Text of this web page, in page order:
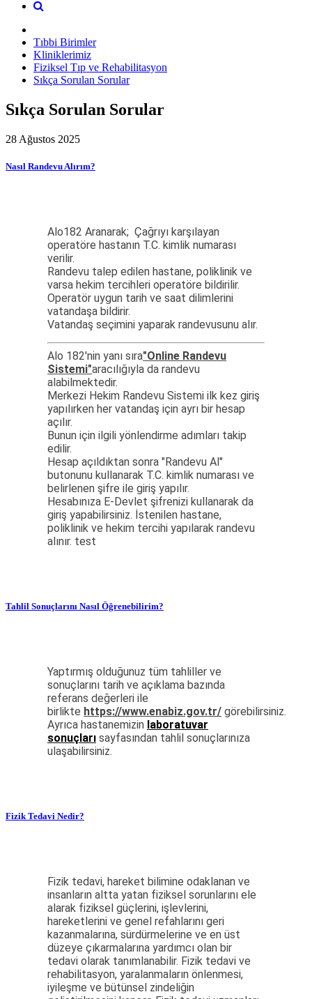
Tıbbi Birimler
Kliniklerimiz
Fiziksel Tıp ve Rehabilitasyon
Sıkça Sorulan Sorular
Sıkça Sorulan Sorular
28 Ağustos 2025
Nasıl Randevu Alırım?
Alo182 Aranarak; Çağrıyı karşılayan
operatöre hastanın T.C. kimlik numarası
verilir.
Randevu talep edilen hastane, poliklinik ve
varsa hekim tercihleri operatöre bildirilir.
Operatör uygun tarih ve saat dilimlerini
vatandaşa bildirir.
Vatandaş seçimini yaparak randevusunu alır.
Alo 182'nin yanı sıra"Online Randevu
Sistemi"aracılığıyla da randevu
alabilmektedir.
Merkezi Hekim Randevu Sistemi ilk kez giriş
yapılırken her vatandaş için ayrı bir hesap
açılır.
Bunun için ilgili yönlendirme adımları takip
edilir.
Hesap açıldıktan sonra "Randevu Al"
butonunu kullanarak T.C. kimlik numarası ve
belirlenen şifre ile giriş yapılır.
Hesabınıza E-Devlet şifrenizi kullanarak da
giriş yapabilirsiniz. İstenilen hastane,
poliklinik ve hekim tercihi yapılarak randevu
alınır. test
Tahlil Sonuçlarını Nasıl Öğrenebilirim?
Yaptırmış olduğunuz tüm tahliller ve
sonuçlarını tarih ve açıklama bazında
referans değerleri ile
birlikte https://www.enabiz.gov.tr/ görebilirsiniz.
Ayrıca hastanemizin laboratuvar
sonuçları sayfasından tahlil sonuçlarınıza
ulaşabilirsiniz.
Fizik Tedavi Nedir?
Fizik tedavi, hareket bilimine odaklanan ve
insanların altta yatan fiziksel sorunlarını ele
alarak fiziksel güçlerini, işlevlerini,
hareketlerini ve genel refahlarını geri
kazanmalarına, sürdürmelerine ve en üst
düzeye çıkarmalarına yardımcı olan bir
tedavi olarak tanımlanabilir. Fizik tedavi ve
rehabilitasyon, yaralanmaların önlenmesi,
iyileşme ve bütünsel zindeliğin